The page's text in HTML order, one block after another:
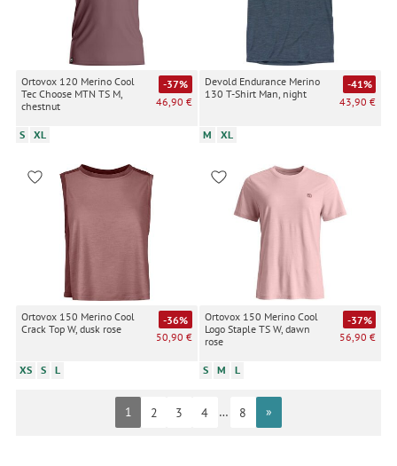
Ortovox 120 Merino Cool
Tec Choose MTN TS M,
chestnut
-37%
46,90 €
S XL
Devold Endurance Merino
130 T-Shirt Man, night
-41%
43,90 €
M XL
Ortovox 150 Merino Cool
Crack Top W, dusk rose
-36%
50,90 €
XS S L
Ortovox 150 Merino Cool
Logo Staple TS W, dawn
rose
-37%
56,90 €
S M L
1 2 3 4 … 8 »